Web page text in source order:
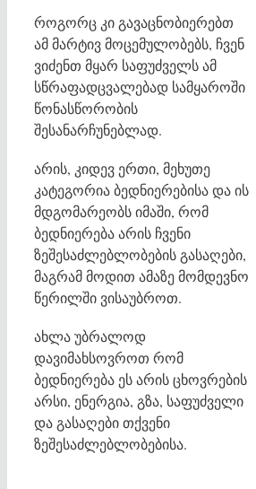
როგორც კი გავაცნობიერებთ
ამ მარტივ მოცემულობებს, ჩვენ
ვიძენთ მყარ საფუძველს ამ
სწრაფადცვალებად სამყაროში
წონასწორობის
შესანარჩუნებლად.
არის, კიდევ ერთი, მეხუთე
კატეგორია ბედნიერებისა და ის
მდგომარეობს იმაში, რომ
ბედნიერება არის ჩვენი
ზეშესაძლებლობების გასაღები,
მაგრამ მოდით ამაზე მომდევნო
წერილში ვისაუბროთ.
ახლა უბრალოდ
დავიმახსოვროთ რომ
ბედნიერება ეს არის ცხოვრების
არსი, ენერგია, გზა, საფუძველი
და გასაღები თქვენი
ზეშესაძლებლობებისა.